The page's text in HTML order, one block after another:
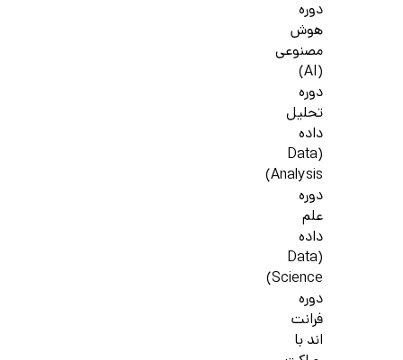
دوره
هوش
مصنوعی
(AI)
دوره
تحلیل
داده
(Data
Analysis)
دوره
علم
داده
(Data
Science)
دوره
فرانت
اند با